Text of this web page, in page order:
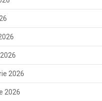
2026
2026